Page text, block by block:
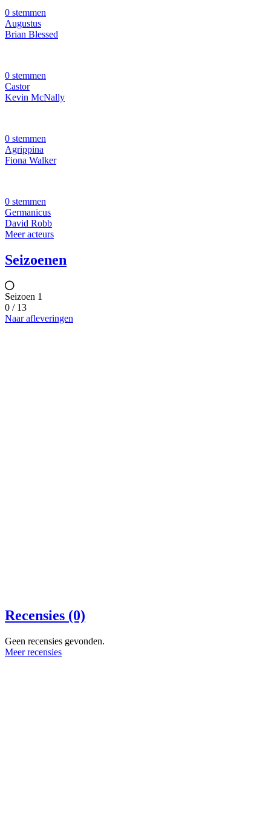
0 stemmen
Augustus
Brian Blessed
0 stemmen
Castor
Kevin McNally
0 stemmen
Agrippina
Fiona Walker
0 stemmen
Germanicus
David Robb
Meer acteurs
Seizoenen
Seizoen 1
0 / 13
Naar afleveringen
Recensies (0)
Geen recensies gevonden.
Meer recensies